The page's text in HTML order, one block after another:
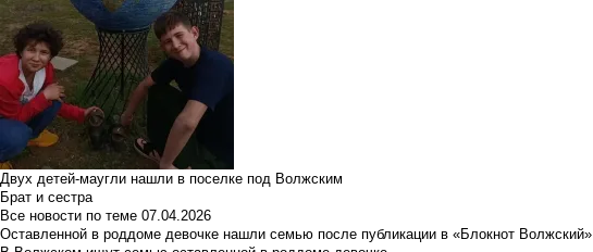
Двух детей-маугли нашли в поселке под Волжским
Брат и сестра
Все новости по теме 07.04.2026
Оставленной в роддоме девочке нашли семью после публикации в «Блокнот Волжский»